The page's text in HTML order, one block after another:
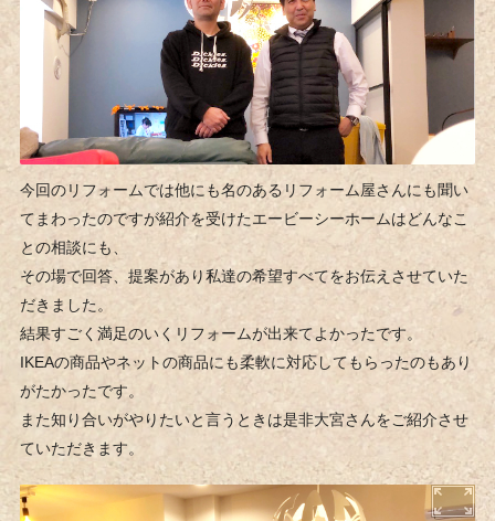
今回のリフォームでは他にも名のあるリフォーム屋さんにも聞い
てまわったのですが紹介を受けたエービーシーホームはどんなこ
との相談にも、
その場で回答、提案があり私達の希望すべてをお伝えさせていた
だきました。
結果すごく満足のいくリフォームが出来てよかったです。
IKEAの商品やネットの商品にも柔軟に対応してもらったのもあり
がたかったです。
また知り合いがやりたいと言うときは是非大宮さんをご紹介させ
ていただきます。